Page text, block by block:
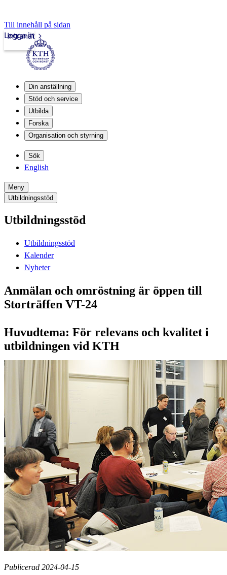
Till innehåll på sidan
Intranät
Logga in
Din anställning
Stöd och service
Utbilda
Forska
Organisation och styrning
Sök
English
Meny
Utbildningsstöd
Utbildningsstöd
Utbildningsstöd
Kalender
Nyheter
Anmälan och omröstning är öppen till
Storträffen VT-24
Huvudtema: För relevans och kvalitet i
utbildningen vid KTH
Publicerad 2024-04-15